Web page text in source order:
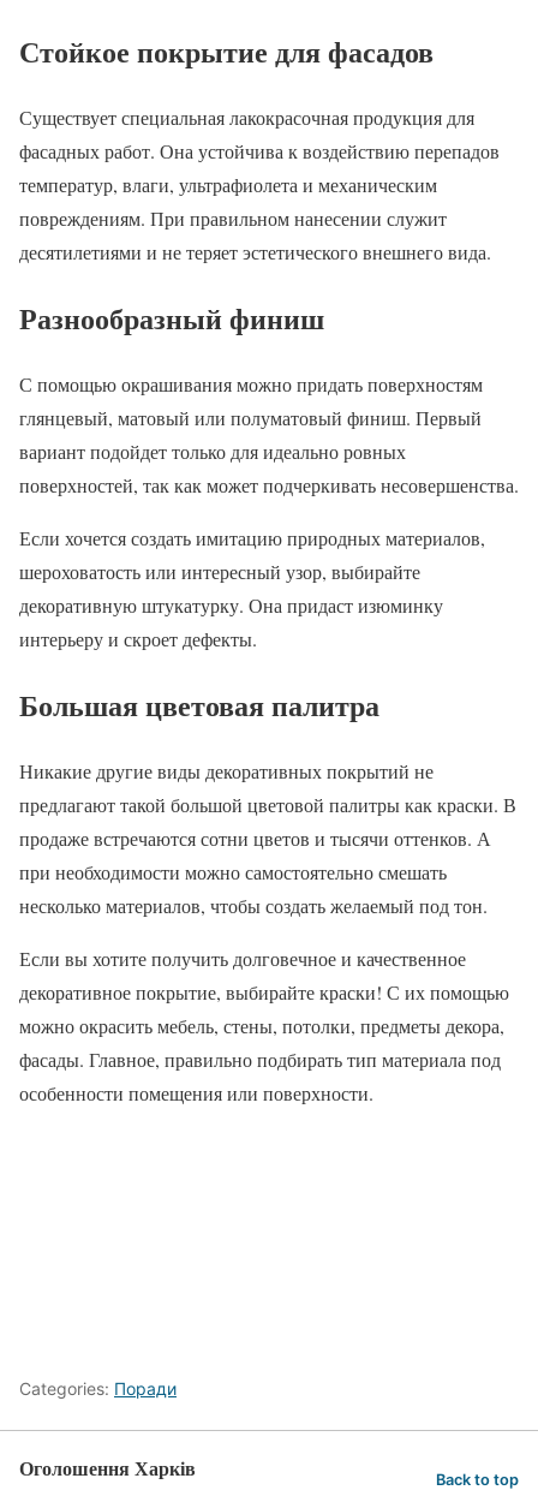
Стойкое покрытие для фасадов
Существует специальная лакокрасочная продукция для
фасадных работ. Она устойчива к воздействию перепадов
температур, влаги, ультрафиолета и механическим
повреждениям. При правильном нанесении служит
десятилетиями и не теряет эстетического внешнего вида.
Разнообразный финиш
С помощью окрашивания можно придать поверхностям
глянцевый, матовый или полуматовый финиш. Первый
вариант подойдет только для идеально ровных
поверхностей, так как может подчеркивать несовершенства.
Если хочется создать имитацию природных материалов,
шероховатость или интересный узор, выбирайте
декоративную штукатурку. Она придаст изюминку
интерьеру и скроет дефекты.
Большая цветовая палитра
Никакие другие виды декоративных покрытий не
предлагают такой большой цветовой палитры как краски. В
продаже встречаются сотни цветов и тысячи оттенков. А
при необходимости можно самостоятельно смешать
несколько материалов, чтобы создать желаемый под тон.
Если вы хотите получить долговечное и качественное
декоративное покрытие, выбирайте краски! С их помощью
можно окрасить мебель, стены, потолки, предметы декора,
фасады. Главное, правильно подбирать тип материала под
особенности помещения или поверхности.
Categories: Поради
Оголошення Харків Back to top